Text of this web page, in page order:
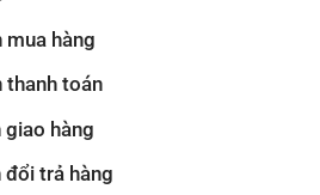
mua hàng
thanh toán
giao hàng
đổi trả hàng